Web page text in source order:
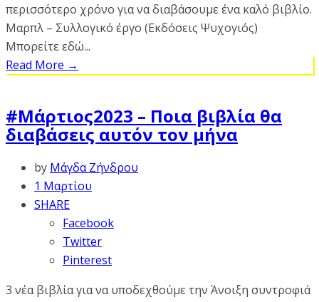
περισσότερο χρόνο για να διαβάσουμε ένα καλό βιβλίο.
Μαρπλ – Συλλογικό έργο (Εκδόσεις Ψυχογιός)
Μπορείτε εδώ...
Read More →
#Μάρτιος2023 – Ποια βιβλία θα
διαβάσεις αυτόν τον μήνα
by Μάγδα Ζήνδρου
1 Μαρτίου
SHARE
Facebook
Twitter
Pinterest
3 νέα βιβλία για να υποδεχθούμε την Άνοιξη συντροφιά